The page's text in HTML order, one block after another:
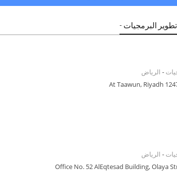
البرمجيات -
- الرياض
- الرياض
Office No. 52 AlEqtesad Building, Olaya